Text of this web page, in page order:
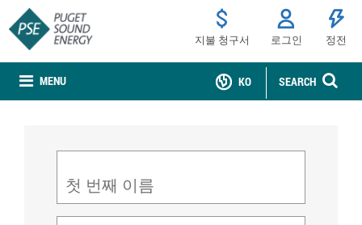
MENU
지불 청구서 로그인 정전
SEARCH
KO
첫 번째 이름